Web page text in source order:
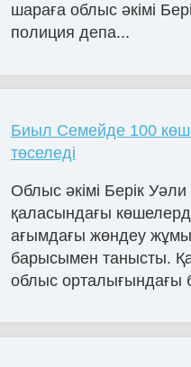
шараға облыс әкімі
полиция депа...
Биыл Семейде 100
төселеді
Облыс әкімі Берік
қаласындағы көшелерде
ағымдағы жөндеу
барысымен танысты.
облыс орталығындағы